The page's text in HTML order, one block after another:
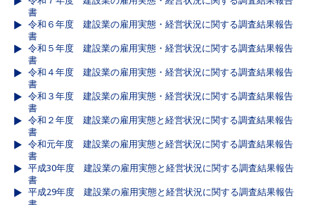
書
令和６年度 建設業の雇用実態・経営状況に関する調査結果報告
書
令和５年度 建設業の雇用実態・経営状況に関する調査結果報告
書
令和４年度 建設業の雇用実態・経営状況に関する調査結果報告
書
令和３年度 建設業の雇用実態・経営状況に関する調査結果報告
書
令和２年度 建設業の雇用実態と経営状況に関する調査結果報告
書
令和元年度 建設業の雇用実態と経営状況に関する調査結果報告
書
平成30年度 建設業の雇用実態と経営状況に関する調査結果報告
書
平成29年度 建設業の雇用実態と経営状況に関する調査結果報告